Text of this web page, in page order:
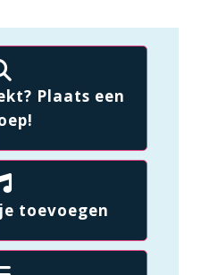
Plaats een
toevoegen